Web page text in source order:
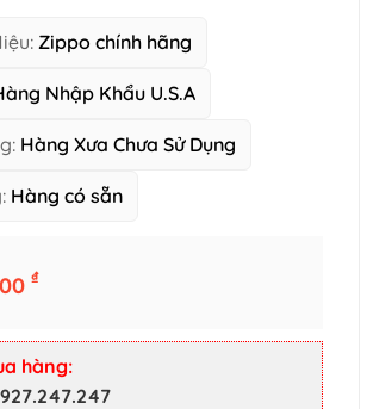
Zippo chính hãng
Nhập Khẩu U.S.A
Hàng Xưa Chưa Sử Dụng
Hàng có sẵn
₫
hàng:
Hậu Cần U.S.S. Concord Khắc 2 Mặt số lượng